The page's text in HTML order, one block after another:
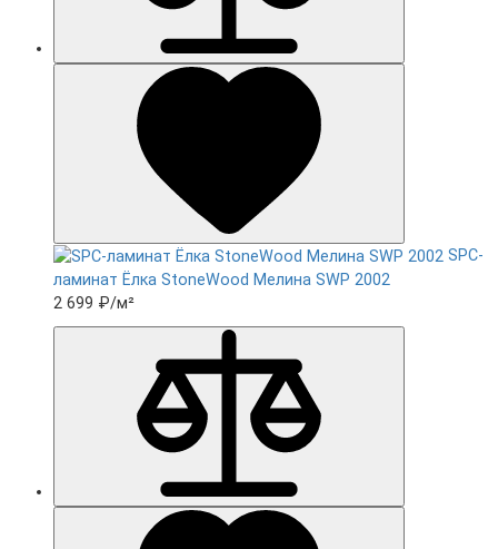
SPC-
ламинат Ëлка StoneWood Мелина SWP 2002
2 699 ₽/м²